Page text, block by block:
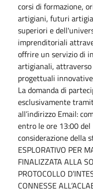
corsi di formazione,
artigiani, futuri
superiori e
imprenditoriali
offrire un servizio di
artigianali, attraverso
progettuali
La domanda di
esclusivamente
all’indirizzo Email:
entro le ore 13:00
considerazione della
ESPLORATIVO PER
FINALIZZATA ALLA
PROTOCOLLO
CONNESSE